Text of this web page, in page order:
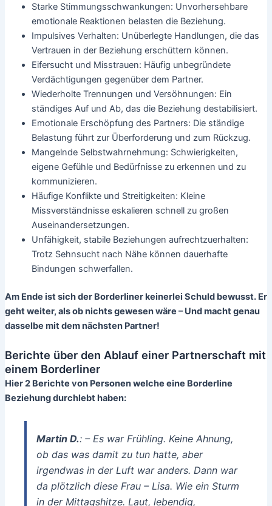
Starke Stimmungsschwankungen: Unvorhersehbare
emotionale Reaktionen belasten die Beziehung.
Impulsives Verhalten: Unüberlegte Handlungen, die das
Vertrauen in der Beziehung erschüttern können.
Eifersucht und Misstrauen: Häufig unbegründete
Verdächtigungen gegenüber dem Partner.
Wiederholte Trennungen und Versöhnungen: Ein
ständiges Auf und Ab, das die Beziehung destabilisiert.
Emotionale Erschöpfung des Partners: Die ständige
Belastung führt zur Überforderung und zum Rückzug.
Mangelnde Selbstwahrnehmung: Schwierigkeiten,
eigene Gefühle und Bedürfnisse zu erkennen und zu
kommunizieren.
Häufige Konflikte und Streitigkeiten: Kleine
Missverständnisse eskalieren schnell zu großen
Auseinandersetzungen.
Unfähigkeit, stabile Beziehungen aufrechtzuerhalten:
Trotz Sehnsucht nach Nähe können dauerhafte
Bindungen schwerfallen.
Am Ende ist sich der Borderliner keinerlei Schuld bewusst. Er
geht weiter, als ob nichts gewesen wäre – Und macht genau
dasselbe mit dem nächsten Partner!
Berichte über den Ablauf einer Partnerschaft mit
einem Borderliner
Hier 2 Berichte von Personen welche eine Borderline
Beziehung durchlebt haben:
Martin D.: – Es war Frühling. Keine Ahnung,
ob das was damit zu tun hatte, aber
irgendwas in der Luft war anders. Dann war
da plötzlich diese Frau – Lisa. Wie ein Sturm
in der Mittagshitze. Laut, lebendig,